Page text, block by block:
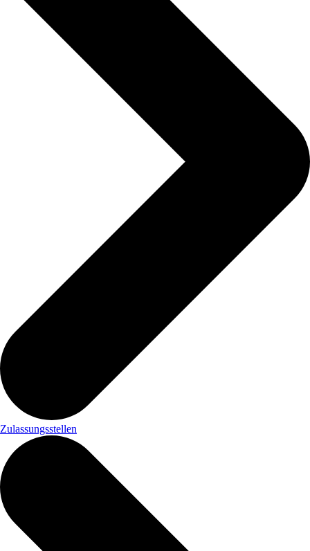
Zulassungsstellen